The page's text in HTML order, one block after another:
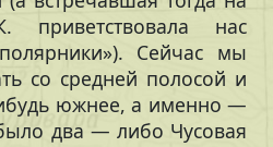
приветствовала нас
Сейчас мы
со средней полосой и
южнее, а именно —
два — либо Чусовая